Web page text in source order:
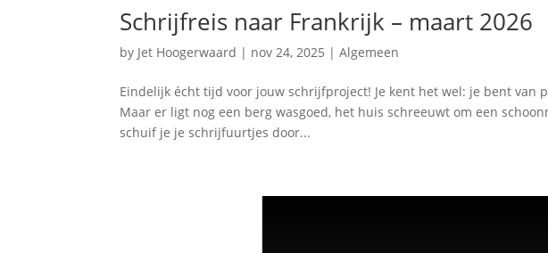
Schrijfreis naar Frankrijk – maart 2026
by Jet Hoogerwaard | nov 24, 2025 |Algemeen
Eindelijk écht tijd voor jouw schrijfproject! Je kent het wel: je bent van
Maar er ligt nog een berg wasgoed, het huis schreeuwt om een
schuif je je schrijfuurtjes door...